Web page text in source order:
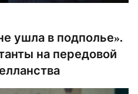
ушла в подполье».
на передовой